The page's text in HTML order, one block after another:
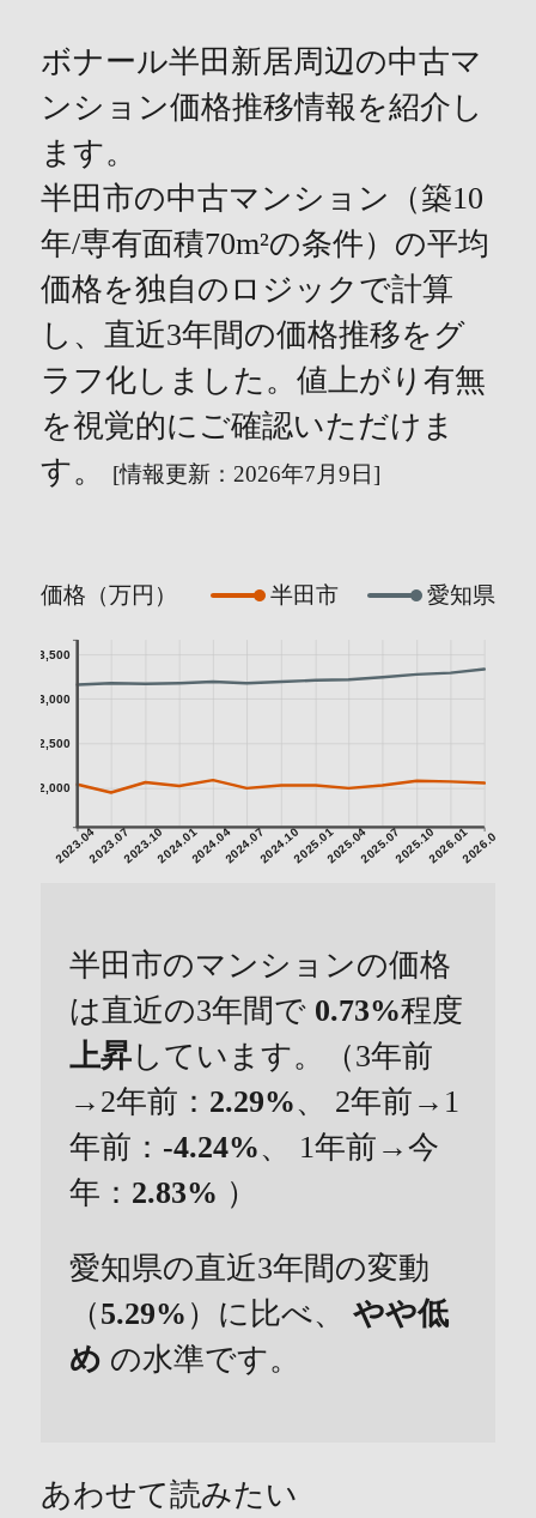
ボナール半田新居周辺の中古マ
ンション価格推移情報を紹介し
ます。
半田市の中古マンション（築10
年/専有面積70m²の条件）の平均
価格を独自のロジックで計算
し、直近3年間の価格推移をグ
ラフ化しました。値上がり有無
を視覚的にご確認いただけま
す。
[情報更新：2026年7月9日]
価格（万円） 半田市 愛知県
2023.042023.072023.102024.012024.042024.072024.102025.012025.042025.072025.102026.012026.04
2,000
2,500
3,000
3,500
半田市のマンションの価格
は直近の3年間で 0.73%程度
上昇しています。（3年前
→2年前： 2.29%、 2年前→1
年前： -4.24%、 1年前→今
年： 2.83% ）
愛知県の直近3年間の変動
（5.29% ）に比べ、
やや低
め の水準です。
あわせて読みたい